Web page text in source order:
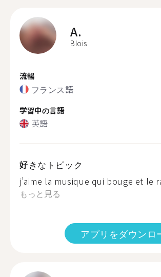
A.
Blois
流暢
フランス語
学習中の言語
英語
好きなトピック
j’aime la musique qui bouge et le
もっと見る
アプリをダウンロ